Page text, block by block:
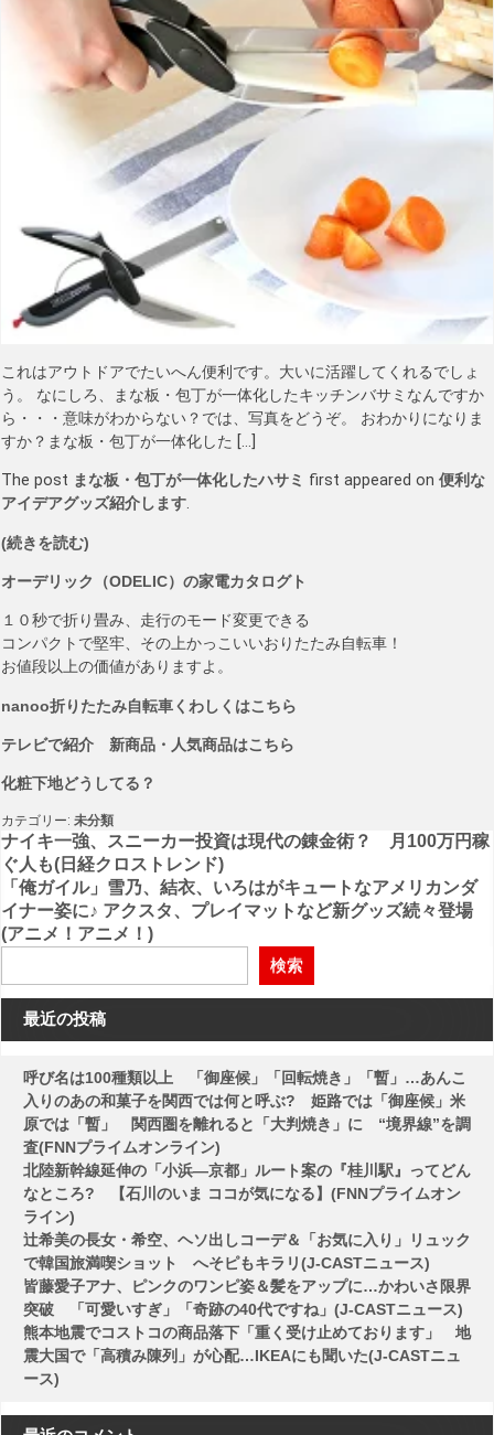
これはアウトドアでたいへん便利です。大いに活躍してくれるでしょ
う。 なにしろ、まな板・包丁が一体化したキッチンバサミなんですか
ら・・・意味がわからない？では、写真をどうぞ。 おわかりになりま
すか？まな板・包丁が一体化した […]
The post まな板・包丁が一体化したハサミ first appeared on 便利な
アイデアグッズ紹介します.
(続きを読む)
オーデリック（ODELIC）の家電カタログト
１０秒で折り畳み、走行のモード変更できる
コンパクトで堅牢、その上かっこいいおりたたみ自転車！
お値段以上の価値がありますよ。
nanoo折りたたみ自転車くわしくはこちら
テレビで紹介 新商品・人気商品はこちら
化粧下地どうしてる？
カテゴリー: 未分類
投
稿
ナ
ビ
ゲ
ー
ョ
ン
ナイキ一強、スニーカー投資は現代の錬金術？ 月100万円稼
ぐ人も(日経クロストレンド)
「俺ガイル」雪乃、結衣、いろはがキュートなアメリカンダ
イナー姿に♪ アクスタ、プレイマットなど新グッズ続々登場
(アニメ！アニメ！)
検索
最近の投稿
呼び名は100種類以上 「御座候」「回転焼き」「暫」…あんこ
入りのあの和菓子を関西では何と呼ぶ? 姫路では「御座候」米
原では「暫」 関西圏を離れると「大判焼き」に “境界線”を調
査(FNNプライムオンライン)
北陸新幹線延伸の「小浜―京都」ルート案の『桂川駅』ってどん
なところ? 【石川のいま ココが気になる】(FNNプライムオン
ライン)
辻希美の長女・希空、ヘソ出しコーデ＆「お気に入り」リュック
で韓国旅満喫ショット へそピもキラリ(J-CASTニュース)
皆藤愛子アナ、ピンクのワンピ姿＆髪をアップに…かわいさ限界
突破 「可愛いすぎ」「奇跡の40代ですね」(J-CASTニュース)
熊本地震でコストコの商品落下「重く受け止めております」 地
震大国で「高積み陳列」が心配…IKEAにも聞いた(J-CASTニュ
ース)